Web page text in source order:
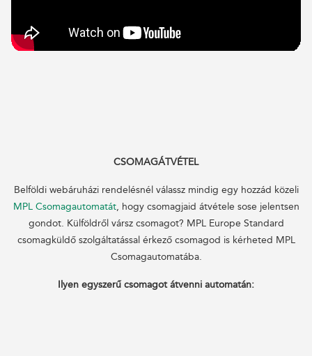
CSOMAGÁTVÉTEL
Belföldi webáruházi rendelésnél válassz mindig egy hozzád közeli
MPL Csomagautomatát, hogy csomagjaid átvétele sose jelentsen
gondot. Külföldről vársz csomagot? MPL Europe Standard
csomagküldő szolgáltatással érkező csomagod is kérheted MPL
Csomagautomatába.
Ilyen egyszerű csomagot átvenni automatán: